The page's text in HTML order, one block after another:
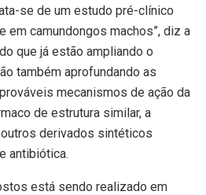
se de um estudo pré-clínico
em camundongos machos”, diz a
que já estão ampliando o
também aprofundando as
mecanismos de ação da
de estrutura similar, a
derivados sintéticos
antibiótica.
está sendo realizado em